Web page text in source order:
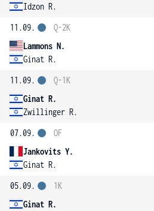
Idzon R.
11.09.
Lammons N.
Ginat R.
Q-2K
11.09.
Ginat R.
Zwillinger R.
Q-1K
07.09.
Jankovits Y.
Ginat R.
OF
05.09.
Ginat R.
1K